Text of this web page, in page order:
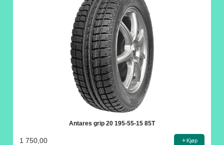
Antares grip 20 195-55-15 85T
1 750,00 Kjøp